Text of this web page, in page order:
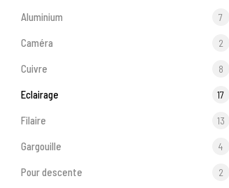
Aluminium 7
Caméra 2
Cuivre 8
Eclairage 17
Filaire 13
Gargouille 4
Pour descente 2